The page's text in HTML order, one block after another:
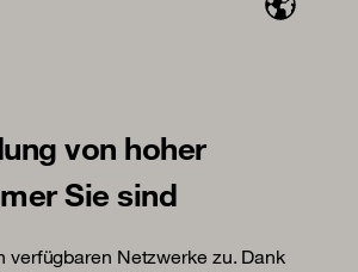
von hoher
Sie sind
verfügbaren Netzwerke zu. Dank